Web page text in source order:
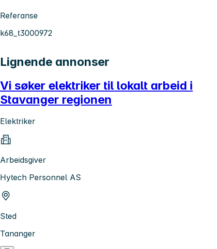
Referanse
k68_t3000972
Lignende annonser
Vi søker elektriker til lokalt arbeid i
Stavanger regionen
Elektriker
Arbeidsgiver
Hytech Personnel AS
Sted
Tananger